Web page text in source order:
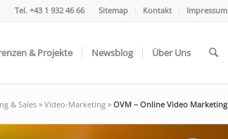
Sitemap Kontakt Impressum
Tel. +43 1 932 46 66
& Projekte Newsblog Über Uns
& Sales» Video-Marketing » OVM – Online Video Marketing